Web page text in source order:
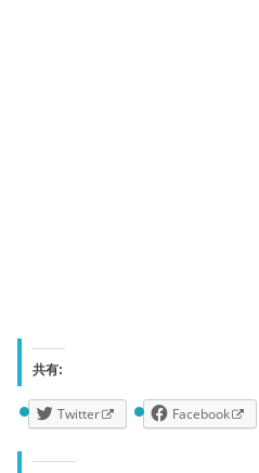
共有:
Twitter Facebook